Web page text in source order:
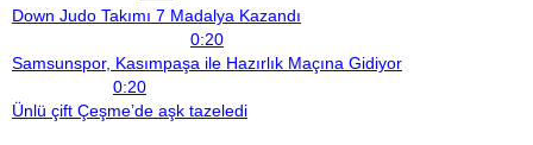
Down Judo Takımı 7 Madalya Kazandı
0:20
Samsunspor, Kasımpaşa ile Hazırlık Maçına Gidiyor
0:20
Ünlü çift Çeşme’de aşk tazeledi